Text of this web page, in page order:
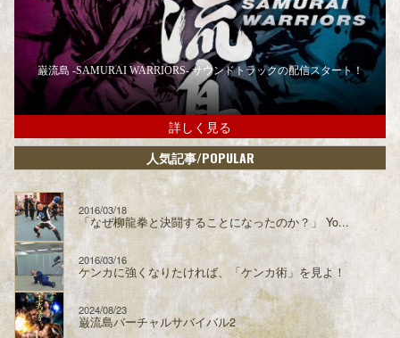
巌流島 -SAMURAI WARRIORS- サウンドトラックの配信スタート！
詳しく見る
人気記事/POPULAR
2016/03/18
「なぜ柳龍拳と決闘することになったのか？」 Yo...
2016/03/16
ケンカに強くなりたければ、「ケンカ術」を見よ！
2024/08/23
巌流島バーチャルサバイバル2